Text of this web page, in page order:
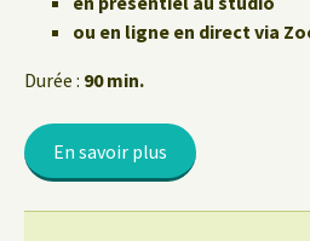
ou en ligne en direct via
Durée : 90 min.
En savoir plus